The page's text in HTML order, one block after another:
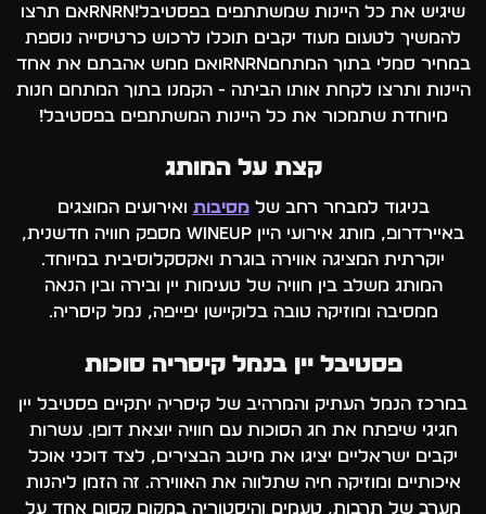
שיגיש את כל היינות שמשתתפים בפסטיבל!rnrnאם תרצו
להמשיך לטעום מעוד יקבים תוכלו לרכוש כרטיסייה נוספת
במחיר סמלי בתוך המתחםrnrnואם ממש אהבתם את אחד
היינות ותרצו לקחת אותו הביתה - הקמנו בתוך המתחם חנות
מיוחדת שתמכור את כל היינות המשתתפים בפסטיבל!
קצת על המותג
בניגוד למבחר רחב שלמסיבות ואירועים המוצגים
באיירדרופ, מותג אירועי היין Wineup מספק חוויה חדשנית,
יוקרתית המציגה אווירה בוגרת ואקסקלוסיבית במיוחד.
המותג משלב בין חוויה של טעימות יין ובירה ובין הנאה
ממסיבה ומוזיקה טובה בלוקיישן יפייפה, נמל קיסריה.
פסטיבל יין בנמל קיסריה סוכות
במרכז הנמל העתיק והמרהיב של קיסריה יתקיים פסטיבל יין
חגיגי שיפתח את חג הסוכות עם חוויה יוצאת דופן. עשרות
יקבים ישראליים יציגו את מיטב הבצירים, לצד דוכני אוכל
איכותיים ומוזיקה חיה שתלווה את האווירה. זה הזמן ליהנות
מערב של תרבות, טעמים והיסטוריה במקום קסום אחד על